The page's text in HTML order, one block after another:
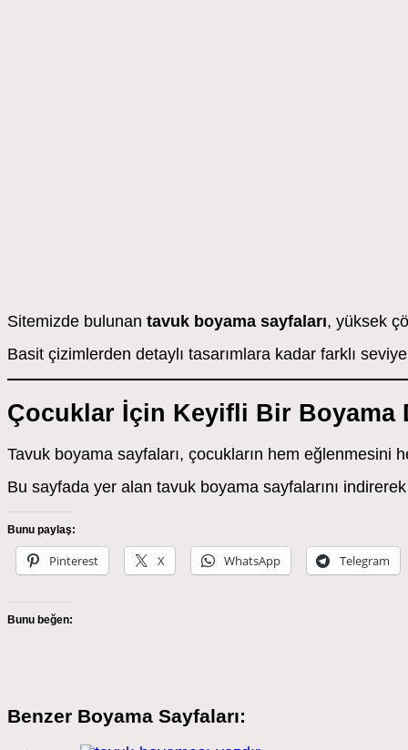
Sitemizde bulunan tavuk boyama sayfaları, yüksek
Basit çizimlerden detaylı tasarımlara kadar farklı
Çocuklar İçin Keyifli Bir Boyama
Tavuk boyama sayfaları, çocukların hem eğlenmesini
Bu sayfada yer alan tavuk boyama sayfalarını
Bunu paylaş:
Pinterest X WhatsApp Telegram
Bunu beğen:
Benzer Boyama Sayfaları: